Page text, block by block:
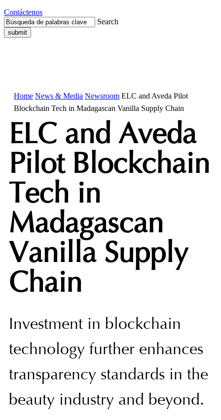
Contáctenos
Search
Home News & Media Newsroom ELC and Aveda Pilot
Blockchain Tech in Madagascan Vanilla Supply Chain
ELC and Aveda
Pilot Blockchain
Tech in
Madagascan
Vanilla Supply
Chain
Investment in blockchain
technology further enhances
transparency standards in the
beauty industry and beyond.